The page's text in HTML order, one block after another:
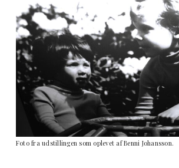
Foto fra udstillingen som oplevet af Benni Johansson.